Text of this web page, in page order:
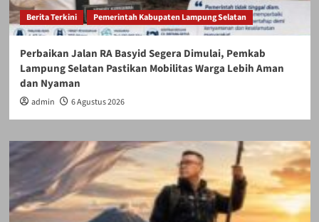
Berita Terkini Pemerintah Kabupaten Lampung Selatan
Perbaikan Jalan RA Basyid Segera Dimulai, Pemkab
Lampung Selatan Pastikan Mobilitas Warga Lebih Aman
dan Nyaman
admin 6 Agustus 2026